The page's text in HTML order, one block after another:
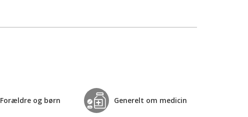
Forældre og børn Generelt om medicin